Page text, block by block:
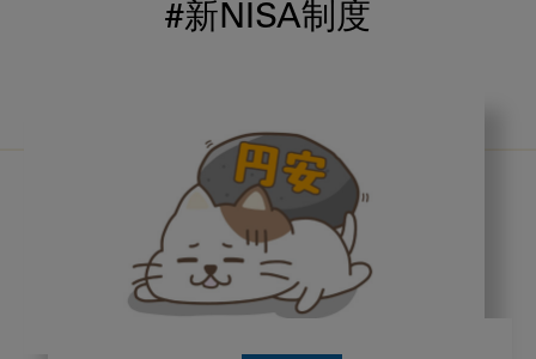
海外歯科事情 咬合の変化
口腔機能発達不全症
いちき歯科 スウェーデン
鼻うがい
内科 歯科 内科医師
#新NISA制度